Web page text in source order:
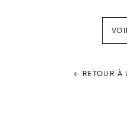
← RETOUR À